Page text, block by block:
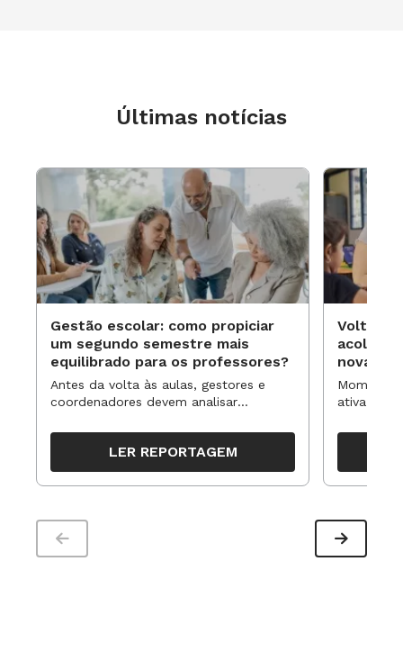
Últimas notícias
Gestão escolar: como propiciar
um segundo semestre mais
equilibrado para os professores?
Antes da volta às aulas, gestores e
coordenadores devem analisar
organizar ações para orientar o
trabalho pedagógico ao longo do
período
LER REPORTAGEM
Volta às
novas
ativa
propostas